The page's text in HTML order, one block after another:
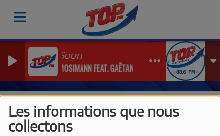
Les informations que nous
collectons
Soon
MOSIMANN FEAT. GAËTAN ROUSSEL
Vidéos Les Interviews de TOP FM à Just'Rosé 2026
BOULANGERIE AVY À SANARY-